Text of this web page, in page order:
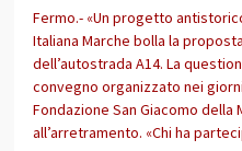
Fermo.- «Un progetto
Italiana Marche bolla la
dell’autostrada A14. La
convegno organizzato nei
Fondazione San Giacomo della
all’arretramento. «Chi ha